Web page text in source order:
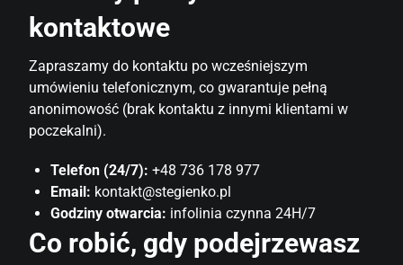
kontaktowe
Zapraszamy do kontaktu po wcześniejszym
umówieniu telefonicznym, co gwarantuje pełną
anonimowość (brak kontaktu z innymi klientami w
poczekalni).
Telefon (24/7): +48 736 178 977
Email: kontakt@stegienko.pl
Godziny otwarcia: infolinia czynna 24H/7
Co robić, gdy podejrzewasz